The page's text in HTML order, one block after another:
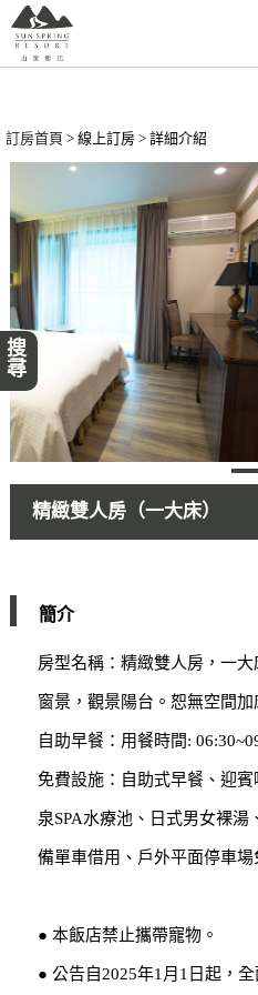
訂房首頁 > 線上訂房 > 詳細介紹
搜尋
精緻雙人房（一大床）
簡介
房型名稱：精緻雙人房，一
窗景，觀景陽台。恕無空間加
自助早餐：用餐時間:
免費設施：自助式早餐、迎
泉SPA水療池、日式男女裸湯
備單車借用、戶外平面停車場
● 本飯店禁止攜帶寵物。
● 公告自2025年1月1日起，